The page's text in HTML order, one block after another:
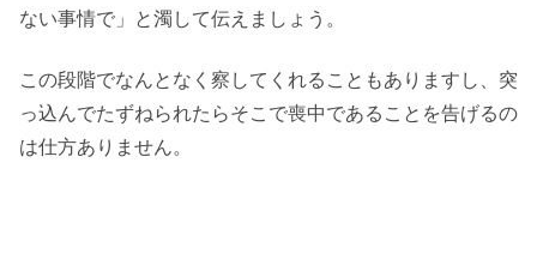
ない事情で」と濁して伝えましょう。
この段階でなんとなく察してくれることもありますし、突
っ込んでたずねられたらそこで喪中であることを告げるの
は仕方ありません。